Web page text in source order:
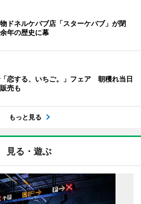
ドネルケバブ店「スターケバブ」が閉
年の歴史に幕
恋する、いちご。」フェア 朝穫れ当日
売も
もっと見る
見る・遊ぶ